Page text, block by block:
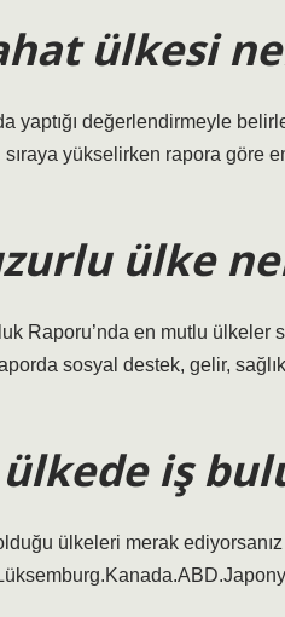
ülkesi
yaptığı değerlendirmeyle
sıraya yükselirken rapora göre
ülke
Raporu’nda en mutlu ülkeler
sosyal destek, gelir,
iş
ülkeleri merak ediyorsanız